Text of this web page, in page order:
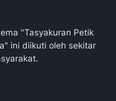
"Tasyakuran Petik
ini diikuti oleh sekitar